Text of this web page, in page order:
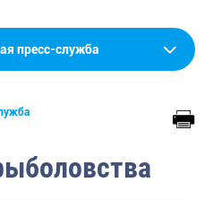
руководства
пресс-служба